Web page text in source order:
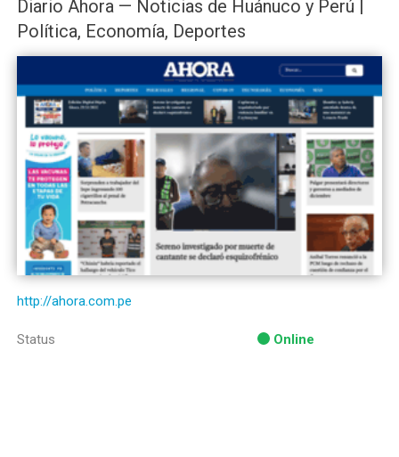
Diario Ahora — Noticias de Huánuco y Perú |
Política, Economía, Deportes
http://ahora.com.pe
Status Online